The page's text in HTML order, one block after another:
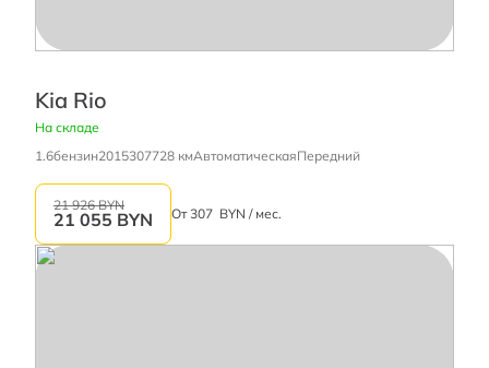
Kia Rio
На складе
1.6бензин2015307728 кмАвтоматическаяПередний
21 926 BYN
21 055 BYN От307 BYN / мес.